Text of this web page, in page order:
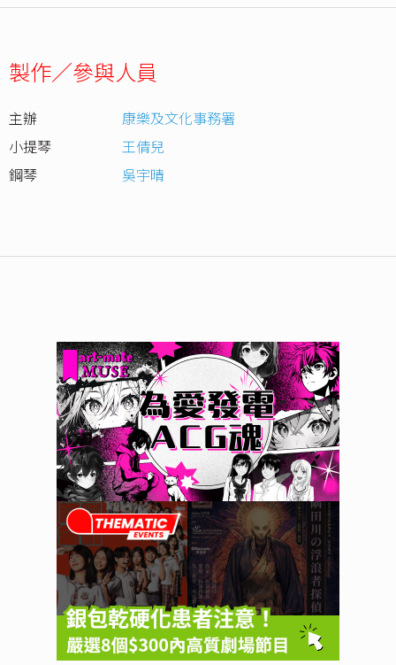
製作／參與人員
主辦
康樂及文化事務署
小提琴
王倩兒
鋼琴
吳宇晴